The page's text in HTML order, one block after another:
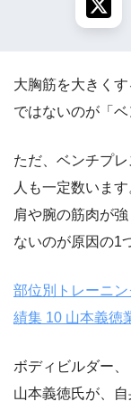
大胸筋を大きく
ではないのが「ベ
ただ、ベンチプ
人も一定数います
肩や腕の筋肉が
ないのが原因の1
部位別トレーニ
績集 10 山本義徳
ボディビルダー
山本義徳氏が、